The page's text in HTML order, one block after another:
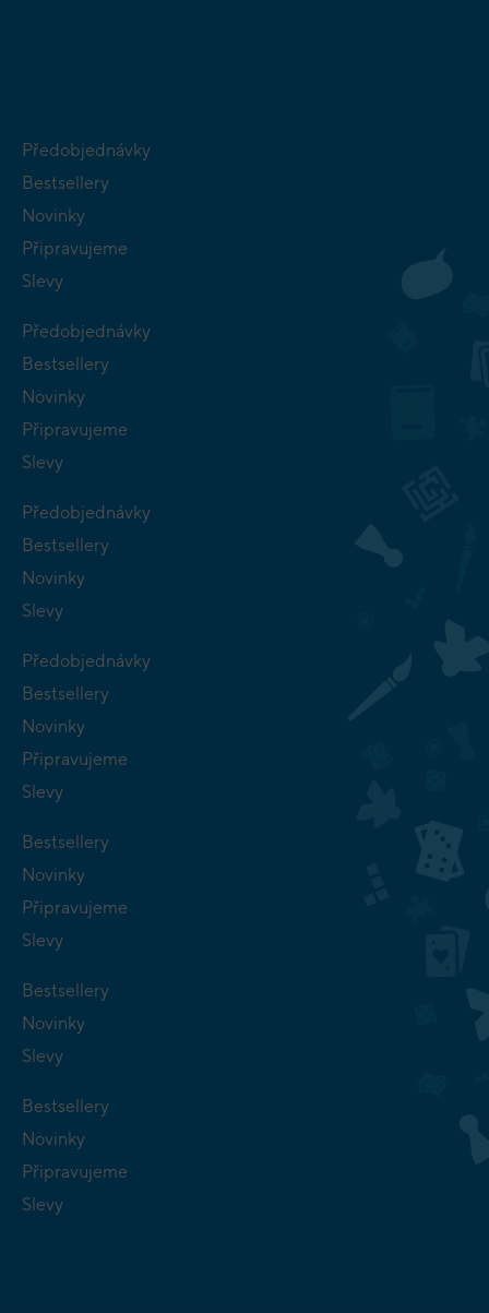
Předobjednávky
Bestsellery
Novinky
Připravujeme
Slevy
Předobjednávky
Bestsellery
Novinky
Připravujeme
Slevy
Předobjednávky
Bestsellery
Novinky
Slevy
Předobjednávky
Bestsellery
Novinky
Připravujeme
Slevy
Bestsellery
Novinky
Připravujeme
Slevy
Bestsellery
Novinky
Slevy
Bestsellery
Novinky
Připravujeme
Slevy